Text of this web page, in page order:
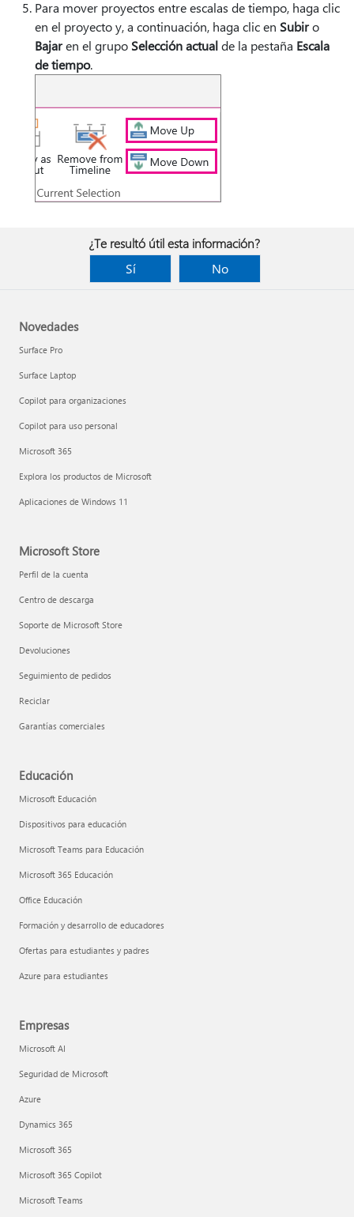
Para mover proyectos entre escalas de tiempo, haga clic
en el proyecto y, a continuación, haga clic en Subiro
Bajaren el grupo Selección actualde la pestaña Escala
de tiempo.
¿Te resultó útil esta información?
Sí
No
Novedades
Surface Pro
Surface Laptop
Copilot para organizaciones
Copilot para uso personal
Microsoft 365
Explora los productos de Microsoft
Aplicaciones de Windows 11
Microsoft Store
Perfil de la cuenta
Centro de descarga
Soporte de Microsoft Store
Devoluciones
Seguimiento de pedidos
Reciclar
Garantías comerciales
Educación
Microsoft Educación
Dispositivos para educación
Microsoft Teams para Educación
Microsoft 365 Educación
Office Educación
Formación y desarrollo de educadores
Ofertas para estudiantes y padres
Azure para estudiantes
Empresas
Microsoft AI
Seguridad de Microsoft
Azure
Dynamics 365
Microsoft 365
Microsoft 365 Copilot
Microsoft Teams